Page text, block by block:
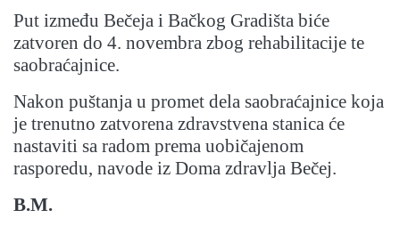
Put između Bečeja i Bačkog Gradišta biće
zatvoren do 4. novembra zbog rehabilitacije te
saobraćajnice.
Nakon puštanja u promet dela saobraćajnice koja
je trenutno zatvorena zdravstvena stanica će
nastaviti sa radom prema uobičajenom
rasporedu, navode iz Doma zdravlja Bečej.
B.M.